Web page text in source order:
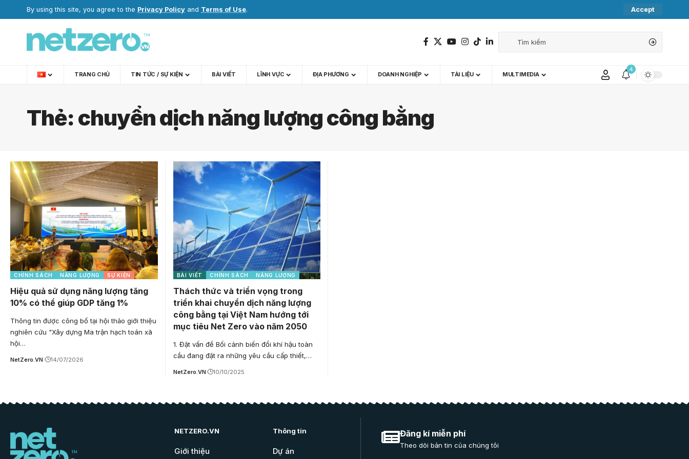
By using this site, you agree to the Privacy Policy and Terms of Use. Accept
TRANG CHỦ TIN TỨC / SỰ KIỆN BÀI VIẾT LĨNH VỰC ĐỊA PHƯƠNG DOANH NGHIỆP TÀI LIỆU MULTIMEDIA
4
Thẻ:chuyển dịch năng lượng công bằng
CHÍNH SÁCH NĂNG LƯỢNG SỰ KIỆN
Hiệu quả sử dụng năng lượng tăng
10% có thể giúp GDP tăng 1%
Thông tin được công bố tại hội thảo giới thiệu
nghiên cứu "Xây dựng Ma trận hạch toán xã
hội…
NetZero.VN 14/07/2026
BÀI VIẾT CHÍNH SÁCH NĂNG LƯỢNG
Thách thức và triển vọng trong
triển khai chuyển dịch năng lượng
công bằng tại Việt Nam hướng tới
mục tiêu Net Zero vào năm 2050
1. Đặt vấn đề Bối cảnh biến đổi khí hậu toàn
cầu đang đặt ra những yêu cầu cấp thiết,…
NetZero.VN 10/10/2025
NETZERO.VN
Giới thiệu
Thông tin
Dự án
Đăng kí miễn phí
Theo dõi bản tin của chúng tôi